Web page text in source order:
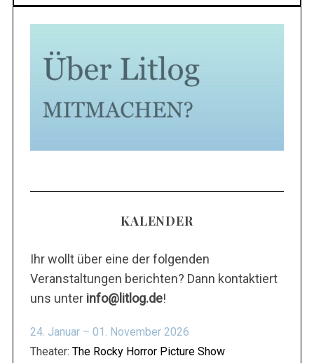
KALENDER
Ihr wollt über eine der folgenden
Veranstaltungen berichten? Dann kontaktiert
uns unter info@litlog.de!
24. Januar – 01. November 2026
Theater: The Rocky Horror Picture Show